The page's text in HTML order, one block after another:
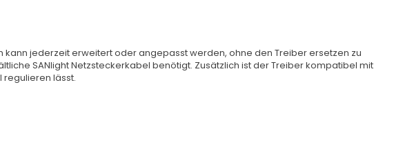
kann jederzeit erweitert oder angepasst werden, ohne den Treiber ersetzen zu
SANlight Netzsteckerkabel benötigt. Zusätzlich ist der Treiber kompatibel mit
regulieren lässt.